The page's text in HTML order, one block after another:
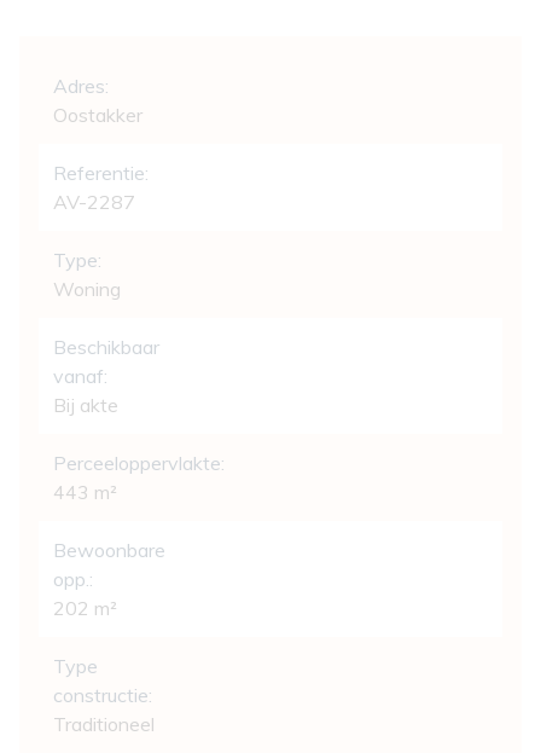
Adres:
Oostakker
Referentie:
AV-2287
Type:
Woning
Beschikbaar
vanaf:
Bij akte
Perceeloppervlakte:
443 m²
Bewoonbare
opp.:
202 m²
Type
constructie:
Traditioneel